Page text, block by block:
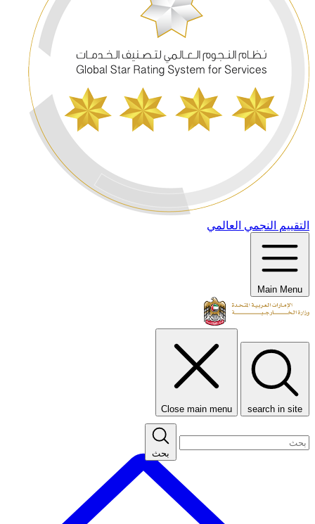
التقييم النجمي العالمي
Main Menu
search in site
Close main menu
بحث